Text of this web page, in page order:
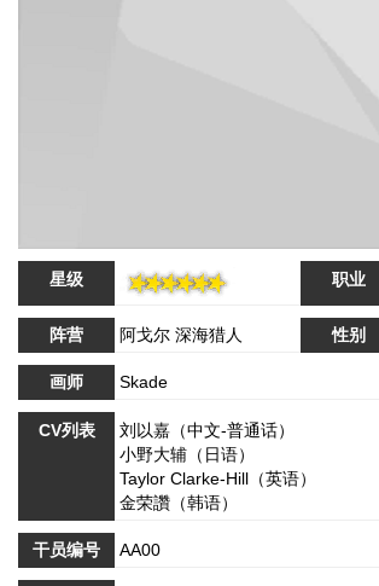
星级 职业
阵营 阿戈尔 深海猎人 性别
画师 Skade
CV列表
刘以嘉（中文-普通话）
小野大辅（日语）
Taylor Clarke-Hill（英语）
金荣讚（韩语）
干员编号 AA00